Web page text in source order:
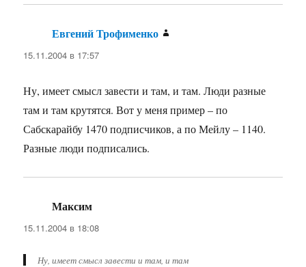
Евгений Трофименко
15.11.2004 в 17:57
Ну, имеет смысл завести и там, и там. Люди разные
там и там крутятся. Вот у меня пример – по
Сабскарайбу 1470 подписчиков, а по Мейлу – 1140.
Разные люди подписались.
Максим
15.11.2004 в 18:08
Ну, имеет смысл завести и там, и там